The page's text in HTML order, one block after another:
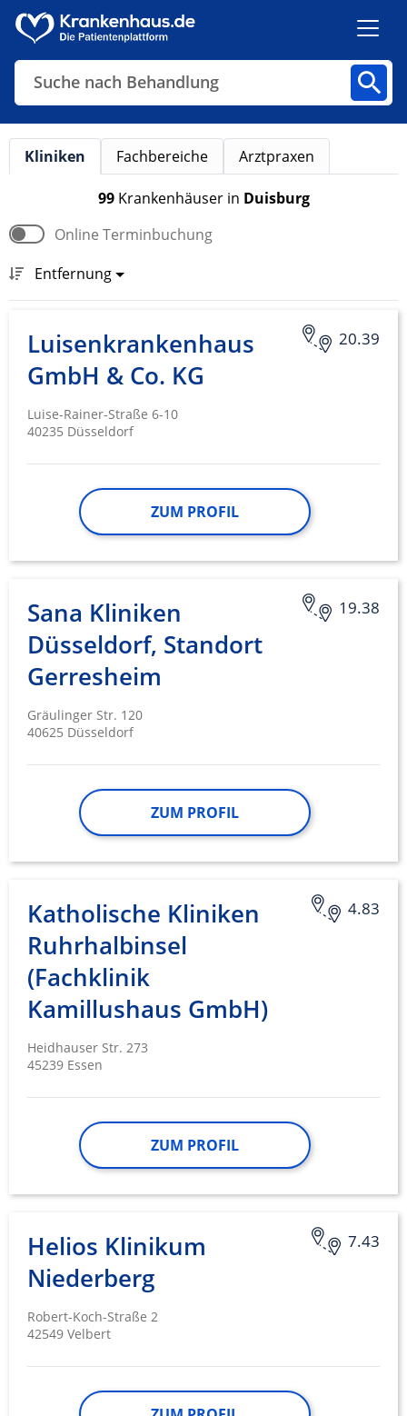
Suche nach Behandlung
Kliniken Fachbereiche Arztpraxen
99 Krankenhäuser in Duisburg
Online Terminbuchung
Entfernung
20.39
Luisenkrankenhaus
GmbH & Co. KG
Luise-Rainer-Straße 6-10
40235 Düsseldorf
ZUM PROFIL
19.38
Sana Kliniken
Düsseldorf, Standort
Gerresheim
Gräulinger Str. 120
40625 Düsseldorf
ZUM PROFIL
4.83
Katholische Kliniken
Ruhrhalbinsel
(Fachklinik
Kamillushaus GmbH)
Heidhauser Str. 273
45239 Essen
ZUM PROFIL
7.43
Helios Klinikum
Niederberg
Robert-Koch-Straße 2
42549 Velbert